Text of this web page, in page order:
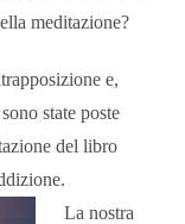
meditazione?
e,
state poste
del libro
La nostra